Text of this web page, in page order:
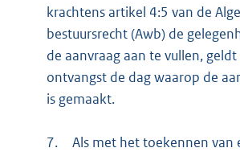
krachtens artikel 4:5 van de
bestuursrecht (Awb) de
de aanvraag aan te vullen,
ontvangst de dag waarop de
is gemaakt.
7.
Als met het toekennen van